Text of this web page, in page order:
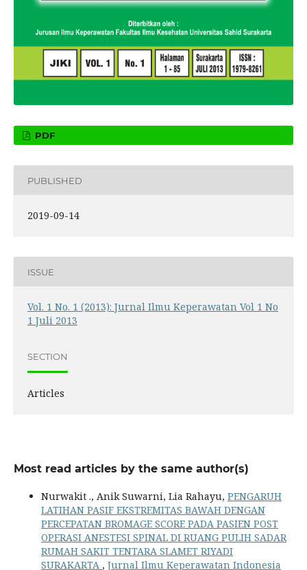
PDF
PUBLISHED
2019-09-14
ISSUE
Vol. 1 No. 1 (2013): Jurnal Ilmu Keperawatan Vol 1 No
1 Juli 2013
SECTION
Articles
Most read articles by the same author(s)
Nurwakit ., Anik Suwarni, Lia Rahayu, PENGARUH
LATIHAN PASIF EKSTREMITAS BAWAH DENGAN
PERCEPATAN BROMAGE SCORE PADA PASIEN POST
OPERASI ANESTESI SPINAL DI RUANG PULIH SADAR
RUMAH SAKIT TENTARA SLAMET RIYADI
SURAKARTA , Jurnal Ilmu Keperawatan Indonesia